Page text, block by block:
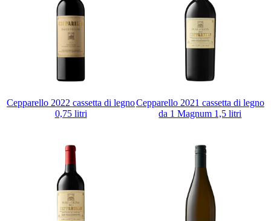
Cepparello 2022 cassetta di legno
0,75 litri
Cepparello 2021 cassetta di legno
da 1 Magnum 1,5 litri